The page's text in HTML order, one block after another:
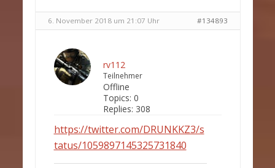
6. November 2018 um 21:07 Uhr #134893
rv112
Teilnehmer
Offline
Topics: 0
Replies: 308
https://twitter.com/DRUNKKZ3/s
tatus/1059897145325731840